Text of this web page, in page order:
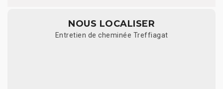
NOUS LOCALISER
Entretien de cheminée Treffiagat